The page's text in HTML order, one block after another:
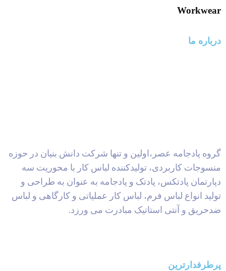
Workwear
درباره ما
گروه پادجامه عصر،اولین و تنها شرکت دانش بنیان در حوزه
منسوجات کاربردی، تولیدکننده لباس کار با محوریت سه
دپارتمان پادتکس، پادتک و پادجامه به عنوان به طراحی و
تولید انواع لباس فرم، لباس کار عملیاتی و کارگاهی و لباس
ضدحریق و آنتی استاتیک مبادرت می ورزد.
پرطرفدارترین